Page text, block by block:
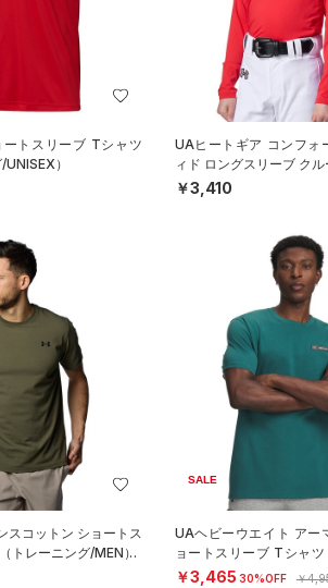
トスリーブ Tシャツ
）
UAヒートギア コンフォ
ィド ロングスリーブ クル
ツ（ベースボール/BOYS）
￥3,410
スコットン ショートス
トレーニング/MEN）
SALE
UAヘビーウエイト アー
ョートスリーブ Tシャツ
イル/MEN）
￥3,465 30%OFF ￥